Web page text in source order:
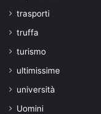
trasporti
truffa
turismo
ultimissime
università
Uomini